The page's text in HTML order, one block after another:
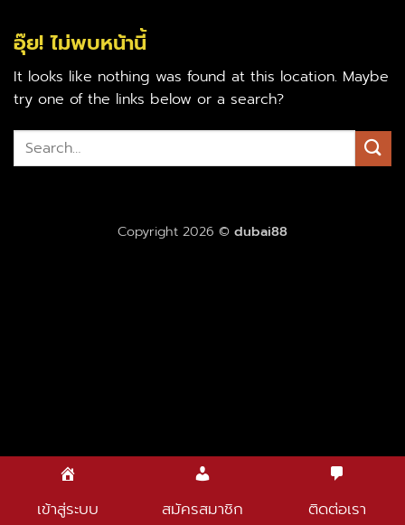
อุ๊ย! ไม่พบหน้านี้
It looks like nothing was found at this location. Maybe
try one of the links below or a search?
Copyright 2026 © dubai88
เข้าสู่ระบบ สมัครสมาชิก ติดต่อเรา